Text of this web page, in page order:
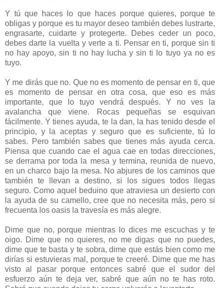
Y tú que haces lo que haces porque quieres, porque te
obligas y porque es tu mayor deseo también debes lustrarte,
engrasarte, cuidarte y protegerte. Debes ceder un poco,
debes darte la vuelta y verte a ti. Pensar en ti, porque sin ti
no hay apoyo, sin ti no hay lucha y sin ti lo tuyo ya no es
tuyo.
Y me dirás que no. Que no es momento de pensar en ti, que
es momento de pensar en otra cosa, que eso es más
importante, que lo tuyo vendrá después. Y no ves la
avalancha que viene. Rocas pequeñas se esquivan
fácilmente. Y tienes ayuda, te la dan, la has tenido desde el
principio, y la aceptas y seguro que es suficiente, tú lo
sabes. Pero también sabes que tienes más ayuda cerca.
Piensa que cuando cae el agua cae en todas direcciones,
se derrama por toda la mesa y termina, reunida de nuevo,
en un charco bajo la mesa. No abjures de los caminos que
también te llevan a destino, si los sigues todos llegas
seguro. Como aquel beduino que atraviesa un desierto con
la ayuda de su camello, cree que no necesita más, pero si
frecuenta los oasis la travesía es más alegre.
Dime que no, porque mientras lo dices me escuchas y te
oigo. Dime que no quieres, no me digas que no puedes,
dime que te basta y te sobra, dime que estás bien como me
dirías si estuvieras mal, porque te creeré. Dime que me has
visto al pasar porque entonces sabré que el sudor del
esfuerzo aún te deja ver, sabré que aún no te has roto.